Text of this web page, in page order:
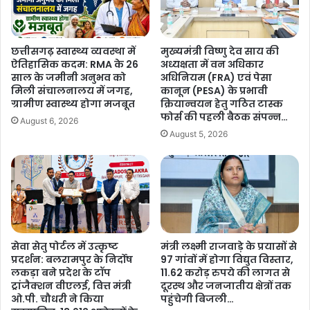
5
ला
रु
प
ए
…
र्मा
ने
कि
या
आ
त्मी
य
सं
,
थ
बै
ठ
क
र
कि
या
सु
ब
छत्तीसगढ़ स्वास्थ्य व्यवस्था में
ऐतिहासिक कदम: RMA के 26
साल के जमीनी अनुभव को
मिली संचालनालय में जगह,
ग्रामीण स्वास्थ्य होगा मजबूत
August 6, 2026
मुख्यमंत्री विष्णु देव साय की
अध्यक्षता में वन अधिकार
अधिनियम (FRA) एवं पेसा
कानून (PESA) के प्रभावी
क्रियान्वयन हेतु गठित टास्क
फोर्स की पहली बैठक संपन्न…
August 5, 2026
सेवा सेतु पोर्टल में उत्कृष्ट
प्रदर्शन: बलरामपुर के निर्दोष
लकड़ा बने प्रदेश के टॉप
ट्रांजैक्शन वीएलई, वित्त मंत्री
ओ.पी. चौधरी ने किया
मंत्री लक्ष्मी राजवाड़े के प्रयासों से
97 गांवों में होगा विद्युत विस्तार,
11.62 करोड़ रुपये की लागत से
दूरस्थ और जनजातीय क्षेत्रों तक
पहुंचेगी बिजली…